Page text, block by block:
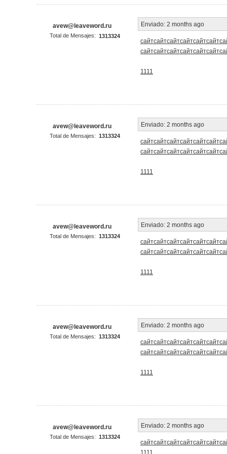
avew@leaveword.ru
Total de Mensajes: 1313324
Enviado: 2 months ago
сайтсайтсайтсайтсайтсайт
сайтсайтсайтсайтсайтсайт
1111
avew@leaveword.ru
Total de Mensajes: 1313324
Enviado: 2 months ago
сайтсайтсайтсайтсайтсайт
сайтсайтсайтсайтсайтсайт
1111
avew@leaveword.ru
Total de Mensajes: 1313324
Enviado: 2 months ago
сайтсайтсайтсайтсайтсайт
сайтсайтсайтсайтсайтсайт
1111
avew@leaveword.ru
Total de Mensajes: 1313324
Enviado: 2 months ago
сайтсайтсайтсайтсайтсайт
сайтсайтсайтсайтсайтсайт
1111
avew@leaveword.ru
Total de Mensajes: 1313324
Enviado: 2 months ago
сайтсайтсайтсайтсайтсайт
1111